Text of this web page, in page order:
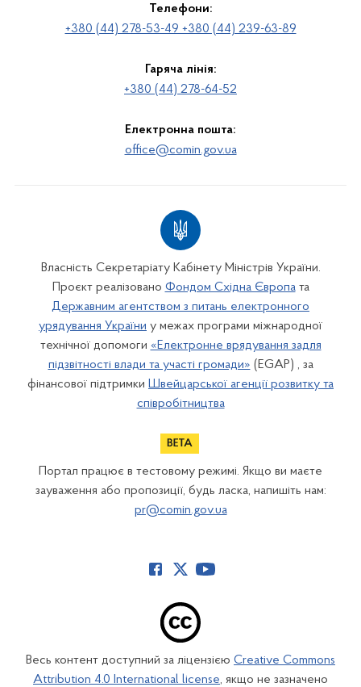
Телефони:
+380 (44) 278-53-49 +380 (44) 239-63-89
Гаряча лінія:
+380 (44) 278-64-52
Електронна пошта:
office@comin.gov.ua
Власність Секретаріату Кабінету Міністрів України.
Проєкт реалізовано Фондом Східна Європата
Державним агентством з питань електронного
урядування України у межах програми міжнародної
технічної допомоги «Електронне врядування задля
підзвітності влади та участі громади» (EGAP) , за
фінансової підтримки Швейцарської агенції розвитку та
співробітництва
Портал працює в тестовому режимі. Якщо ви маєте
зауваження або пропозиції, будь ласка, напишіть нам:
pr@comin.gov.ua
Весь контент доступний за ліцензією Creative Commons
Attribution 4.0 International license, якщо не зазначено